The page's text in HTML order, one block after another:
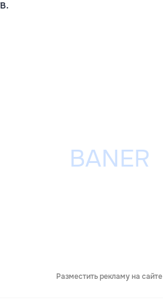
Разместить рекламу на сайте